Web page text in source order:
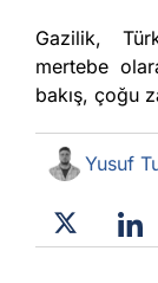
Gazilik,
mertebe
bakış, çoğu
Yusuf